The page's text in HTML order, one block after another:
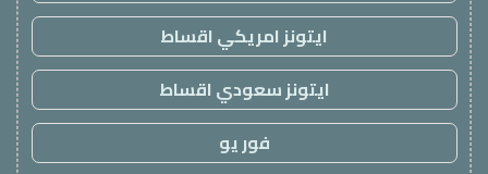
ايتونز امريكي اقساط
ايتونز سعودي اقساط
فور يو